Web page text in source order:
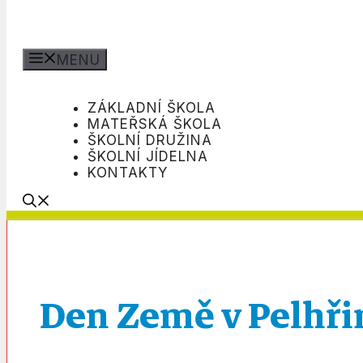
MENU
ZÁKLADNÍ ŠKOLA
MATEŘSKÁ ŠKOLA
ŠKOLNÍ DRUŽINA
ŠKOLNÍ JÍDELNA
KONTAKTY
Den Země v